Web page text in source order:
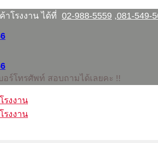
โรงงาน ได้ที่ 02-988-5559 ,081-549-
อร์โทรศัพท์ สอบถามได้เลยคะ !!